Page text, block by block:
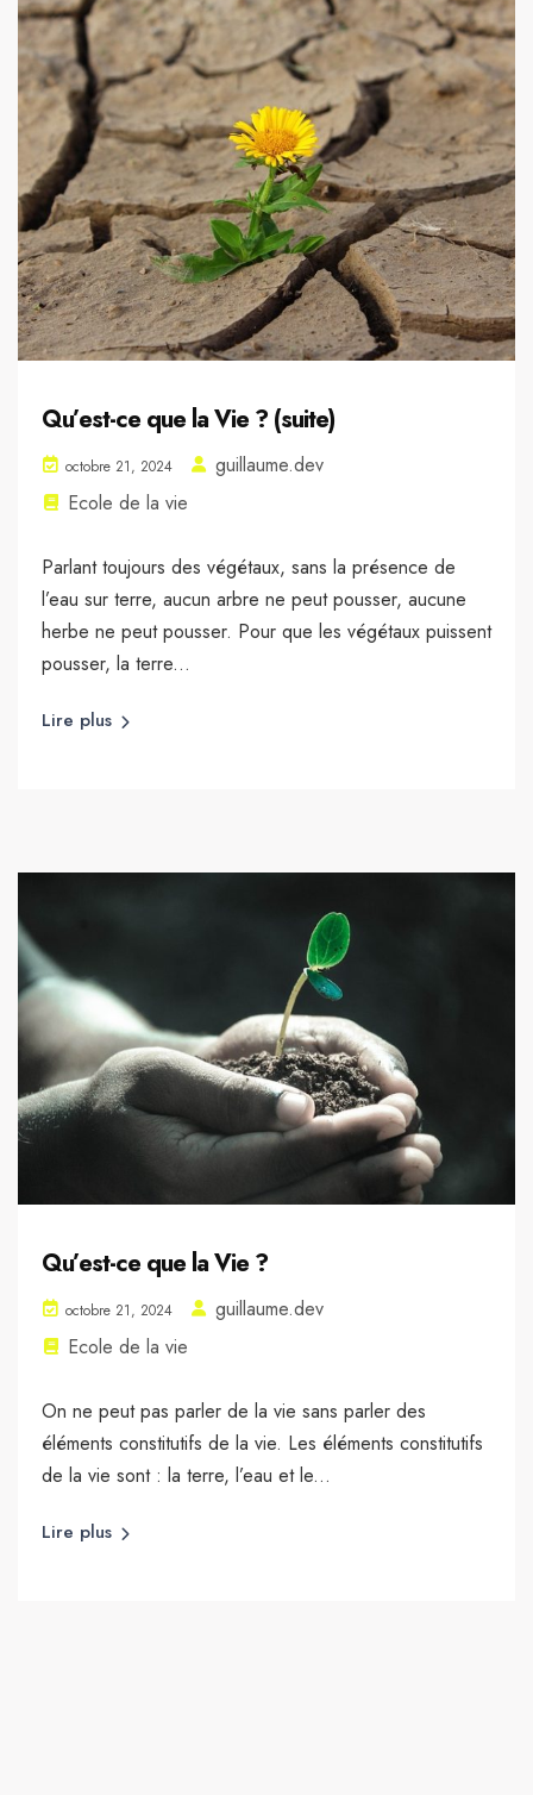
Qu’est-ce que la Vie ? (suite)
octobre 21, 2024
guillaume.dev
Ecole de la vie
Parlant toujours des végétaux, sans la présence de
l’eau sur terre, aucun arbre ne peut pousser, aucune
herbe ne peut pousser. Pour que les végétaux puissent
pousser, la terre...
Lire plus
Qu’est-ce que la Vie ?
octobre 21, 2024
guillaume.dev
Ecole de la vie
On ne peut pas parler de la vie sans parler des
éléments constitutifs de la vie. Les éléments constitutifs
de la vie sont : la terre, l’eau et le...
Lire plus